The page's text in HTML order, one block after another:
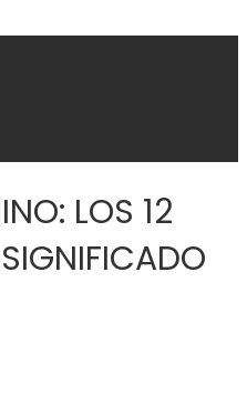
LOS 12